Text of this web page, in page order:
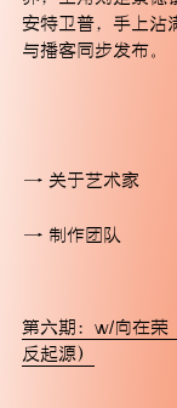
安特卫普，手上沾
与播客同步发布。
关于艺术家
制作团队
第六期：w/向在荣
反起源）